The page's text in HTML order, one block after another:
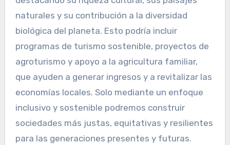
naturales y su contribución a la diversidad
biológica del planeta. Esto podría incluir
programas de turismo sostenible, proyectos de
agroturismo y apoyo a la agricultura familiar,
que ayuden a generar ingresos y a revitalizar las
economías locales. Solo mediante un enfoque
inclusivo y sostenible podremos construir
sociedades más justas, equitativas y resilientes
para las generaciones presentes y futuras.